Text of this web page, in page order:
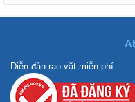
Diễn đàn rao vặt miễn phí